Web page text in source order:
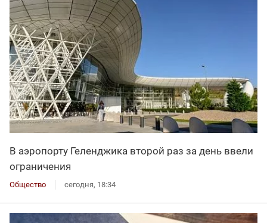
В аэропорту Геленджика второй раз за день ввели
ограничения
Общество сегодня, 18:34